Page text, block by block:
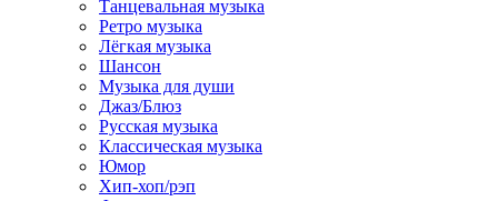
Танцевальная музыка
Ретро музыка
Лёгкая музыка
Шансон
Музыка для души
Джаз/Блюз
Русская музыка
Классическая музыка
Юмор
Хип-хоп/рэп